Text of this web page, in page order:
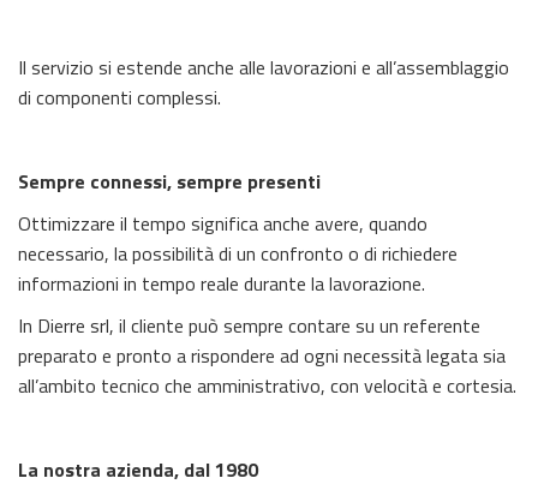
Il servizio si estende anche alle lavorazioni e all’assemblaggio
di componenti complessi.
Sempre connessi, sempre presenti
Ottimizzare il tempo significa anche avere, quando
necessario, la possibilità di un confronto o di richiedere
informazioni in tempo reale durante la lavorazione.
In Dierre srl, il cliente può sempre contare su un referente
preparato e pronto a rispondere ad ogni necessità legata sia
all’ambito tecnico che amministrativo, con velocità e cortesia.
La nostra azienda, dal 1980